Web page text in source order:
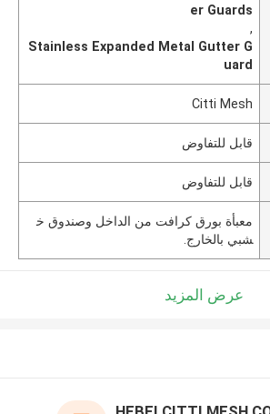
er Guards
,
Stainless Expanded Metal Gutter G
uard
Citti Mesh
قابل للتفاوض
قابل للتفاوض
معبأة بورق كرافت من الداخل وصندوق خ
شبي بالخارج.
عرض المزيد